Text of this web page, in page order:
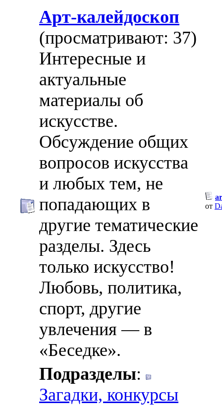
Арт-калейдоскоп
(просматривают: 37)
Интересные и
актуальные
материалы об
искусстве.
Обсуждение общих
вопросов искусства
и любых тем, не
попадающих в
другие тематические
разделы. Здесь
только искусство!
Любовь, политика,
спорт, другие
увлечения — в
«Беседке».
Подразделы:
Загадки, конкурсы
от